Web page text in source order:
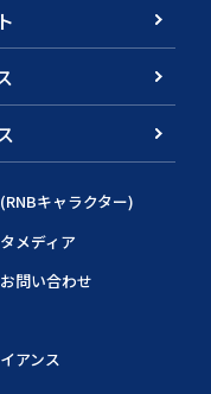
キャラクター)
メディア
問い合わせ
アンス